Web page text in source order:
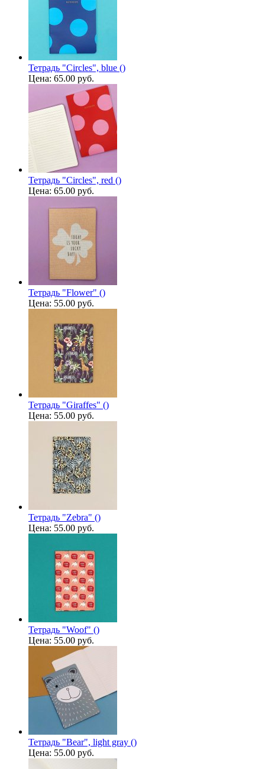
Тетрадь "Circles", blue ()
Цена: 65.00 руб.
Тетрадь "Circles", red ()
Цена: 65.00 руб.
Тетрадь "Flower" ()
Цена: 55.00 руб.
Тетрадь "Giraffes" ()
Цена: 55.00 руб.
Тетрадь "Zebra" ()
Цена: 55.00 руб.
Тетрадь "Woof" ()
Цена: 55.00 руб.
Тетрадь "Bear", light gray ()
Цена: 55.00 руб.